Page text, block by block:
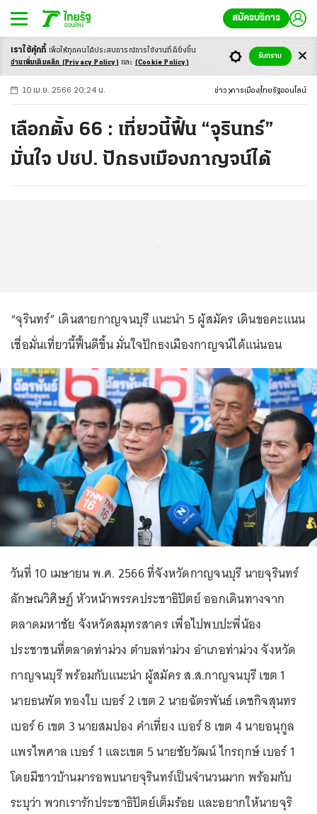
สมัครบริการ
-ก ก ก+
10 เม.ย. 2566 20:24 น. ข่าว การเมือง ไทยรัฐออนไลน์
เลือกตั้ง 66 : เที่ยวนี้ฟื้น “จุรินทร์”
มั่นใจ ปชป. ปักธงเมืองกาญจน์ได้
“จุรินทร์” เดินสายกาญจนบุรี แนะนำ 5 ผู้สมัคร เดินขอคะแนน
เชื่อมั่นเที่ยวนี้ฟื้นดีขึ้น มั่นใจปักธงเมืองกาญจน์ได้แน่นอน
วันที่ 10 เมษายน พ.ศ. 2566 ที่จังหวัดกาญจนบุรี นายจุรินทร์
ลักษณวิศิษฏ์ หัวหน้าพรรคประชาธิปัตย์ ออกเดินทางจาก
ตลาดมหาชัย จังหวัดสมุทรสาคร เพื่อไปพบปะพี่น้อง
ประชาชนที่ตลาดท่าม่วง ตำบลท่าม่วง อำเภอท่าม่วง จังหวัด
กาญจนบุรี พร้อมกับแนะนำ ผู้สมัคร ส.ส.กาญจนบุรี เขต 1
นายธนพัต ทองใบ เบอร์ 2 เขต 2 นายฉัตรพันธ์ เดชกิจสุนทร
เบอร์ 6 เขต 3 นายสมปอง คำเที่ยง เบอร์ 8 เขต 4 นายอนุกูล
แพรไพศาล เบอร์ 1 และเขต 5 นายชัยวัฒน์ ไกรฤกษ์ เบอร์ 1
โดยมีชาวบ้านมารอพบนายจุรินทร์เป็นจำนวนมาก พร้อมกับ
ระบุว่า พวกเรารักประชาธิปัตย์เต็มร้อย และอยากให้นายจุริ
เราใช้คุ้กกี้ เพื่อให้ทุกคนได้ประสบการณ์การใช้งานที่ดียิ่งขึ้น
อ่านเพิ่มเติมคลิก (Privacy Policy) และ (Cookie Policy)
รับทราบ